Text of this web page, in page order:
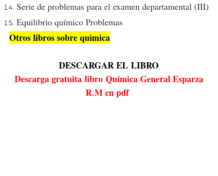
Serie de problemas para el examen departamental (III)
Equilibrio químico Problemas
Otros libros sobre quimica
DESCARGAR ELLIBRO
Descarga gratuita libro Química General Esparza
R.M en pdf